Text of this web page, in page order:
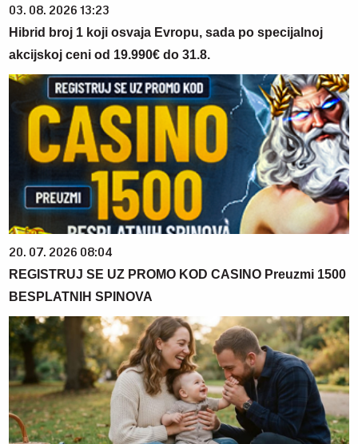
03. 08. 2026 13:23
Hibrid broj 1 koji osvaja Evropu, sada po specijalnoj
akcijskoj ceni od 19.990€ do 31.8.
20. 07. 2026 08:04
REGISTRUJ SE UZ PROMO KOD CASINO Preuzmi 1500
BESPLATNIH SPINOVA